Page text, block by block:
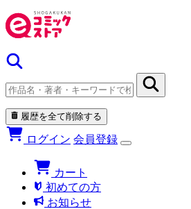
履歴を全て削除する
ログイン 会員登録
カート
初めての方
お知らせ